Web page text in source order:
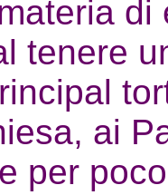
tenere
ai
per